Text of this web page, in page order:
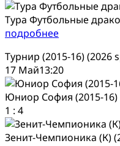
Тура Футбольные
подробнее
Турнир (2015-16) (2026
17 Май13:20
Юниор София (2015-16)
1 : 4
Зенит-Чемпионика (К)